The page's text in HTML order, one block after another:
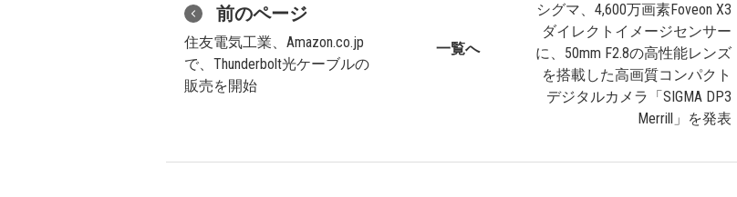
前のページ
住友電気工業、Amazon.co.jp
で、Thunderbolt光ケーブルの
販売を開始
一覧へ
シグマ、4,600万画素Foveon X3
ダイレクトイメージセンサー
に、50mm F2.8の高性能レンズ
を搭載した高画質コンパクト
デジタルカメラ「SIGMA DP3
Merrill」を発表